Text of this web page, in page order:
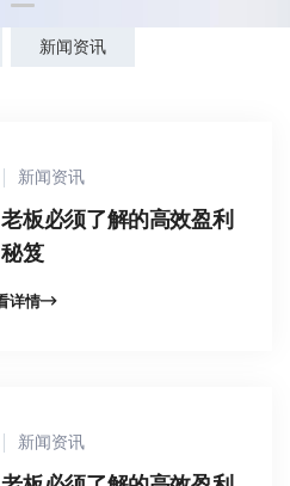
新闻资讯
新闻资讯
板必须了解的高效盈利
秘笈
详情
新闻资讯